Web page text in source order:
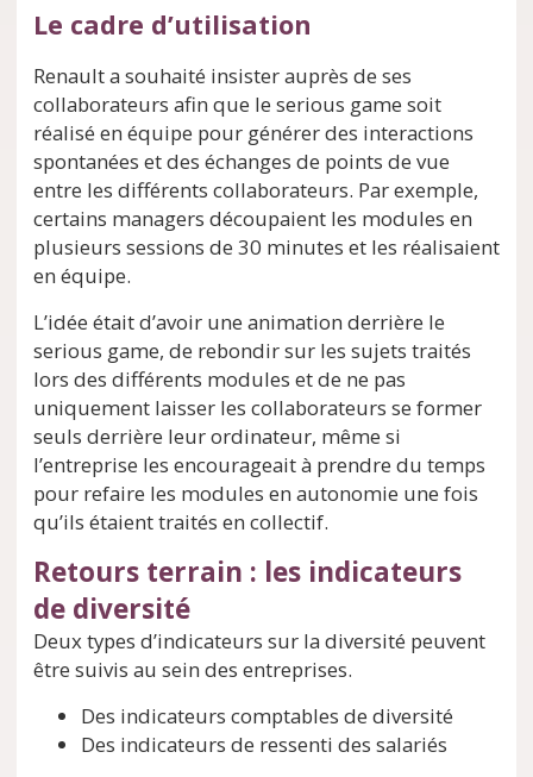
Le cadre d’utilisation
Renault a souhaité insister auprès de ses
collaborateurs afin que le serious game soit
réalisé en équipe pour générer des interactions
spontanées et des échanges de points de vue
entre les différents collaborateurs. Par exemple,
certains managers découpaient les modules en
plusieurs sessions de 30 minutes et les réalisaient
en équipe.
L’idée était d’avoir une animation derrière le
serious game, de rebondir sur les sujets traités
lors des différents modules et de ne pas
uniquement laisser les collaborateurs se former
seuls derrière leur ordinateur, même si
l’entreprise les encourageait à prendre du temps
pour refaire les modules en autonomie une fois
qu’ils étaient traités en collectif.
Retours terrain : les indicateurs
de diversité
Deux types d’indicateurs sur la diversité peuvent
être suivis au sein des entreprises.
Des indicateurs comptables de diversité
Des indicateurs de ressenti des salariés